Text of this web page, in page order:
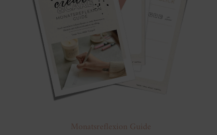
Monatsreflexion Guide